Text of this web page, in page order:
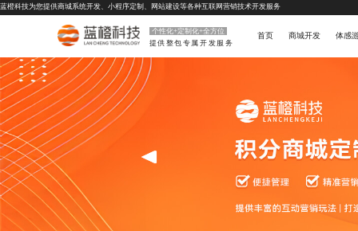
蓝橙科技为您提供商城系统开发、 小程序定制 、 网站建设等各种互联网营销技术开发服务
个性化+定制化+全方位
提供整包专属开发服务
首页 商城开发 体感